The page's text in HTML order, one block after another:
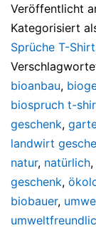
Veröffentlicht
Kategorisiert
Sprüche T-
bioanbau,
biospruch t-
geschenk,
landwirt
natur, natürlich,
geschenk,
biobauer,